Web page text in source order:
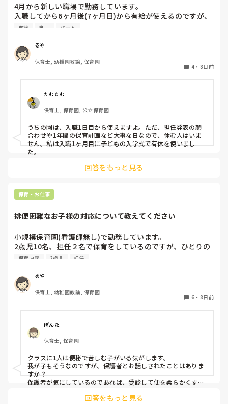
4月から新しい職場で勤務しています。
入職してから6ヶ月後(7ヶ月目)から有給が使えるのですが、
今4ヶ月。
今までは4ヶ月目から使えていたような？
皆さんのところは新しい職員はいつから有給が使用出来ます
か？
有給 乳児 パート
るや
保育士, 幼稚園教諭, 保育園
4 ・ 8日前
たむたむ
保育士, 保育園, 公立保育園
うちの園は、入職1日目から使えますよ。ただ、担任発表の顔
合わせや1年間の保育計画など大事な日なので、休む人はいま
せん。私は入職1ヶ月目に子どもの入学式で有休を使いまし
た。
回答をもっと見る
保育・お仕事
排便困難なお子様の対応について教えてください
小規模保育園(看護師無し)で勤務しています。
2歳児10名、担任２名で保育をしているのですが、ひとりの
お子様が排便困難で2日に1回ほど、20〜30分の間「うん
す。
なかなか出ず苦しそうです。
室内にいる時であれば良いのですが、散歩中にも突然起こり
その都度保育士が１名そこにつく形になるため、昨日は散歩
を途中で切り上げ園へ戻りました。
このようなお子様のいらっしゃる園の経験者の方はいらっし
ゃいますか？
今まで看護師のいる園にいたこともあり、散歩先の時は迎え
に来てもらうなどしていました。
色々なご経験のお話しを聞けたら嬉しいです。
保育内容 2歳児 担任
るや
保育士, 幼稚園教諭, 保育園
6 ・ 8日前
ぽんた
保育士, 保育園
クラスに1人は便秘で苦しむ子がいる気がします。
我が子もそうなのですが、保護者とお話しされたことはありま
すか？
保護者が気にしているのであれば、受診して便を柔らかくする
じた便秘薬をもらうことをお勧めします。
回答をもっと見る